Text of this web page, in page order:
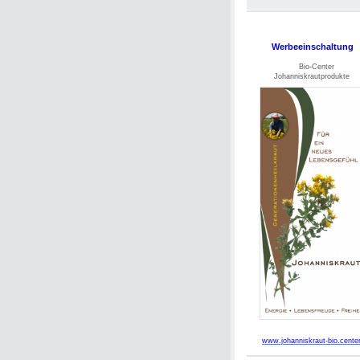
Werbeeinschaltung
Bio-Center
Johanniskrautprodukte
www.johanniskraut-bio.center